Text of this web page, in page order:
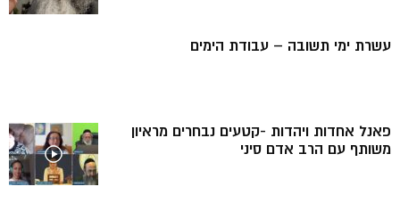
עשרת ימי תשובה – עבודת הימים
פאנל אחדות ויהדות -קטעים נבחרים מראיון
משותף עם הרב אדם סיני